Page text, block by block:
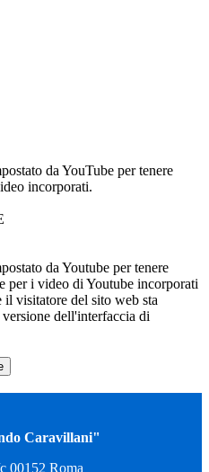
da YouTube per tenere
incorporati.
da Youtube per tenere
per i video di Youtube incorporati
il visitatore del sito web sta
dell'interfaccia di
Caravillani"
00152 Roma